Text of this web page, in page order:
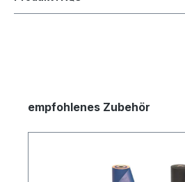
empfohlenes Zubehör